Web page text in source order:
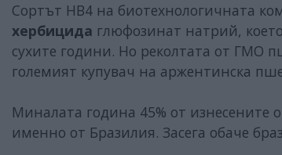
Сортът HB4 на биотехнологичната
хербицида глюфозинат натрий,
сухите години. Но реколтата от ГМО
големият купувач на аржентинска
Миналата година 45% от
именно от Бразилия. Засега обаче